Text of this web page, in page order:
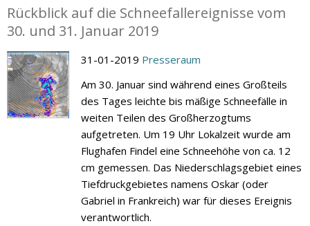
Rückblick auf die Schneefallereignisse vom
30. und 31. Januar 2019
31-01-2019 Presseraum
Am 30. Januar sind während eines Großteils
des Tages leichte bis mäßige Schneefälle in
weiten Teilen des Großherzogtums
aufgetreten. Um 19 Uhr Lokalzeit wurde am
Flughafen Findel eine Schneehöhe von ca. 12
cm gemessen. Das Niederschlagsgebiet eines
Tiefdruckgebietes namens Oskar (oder
Gabriel in Frankreich) war für dieses Ereignis
verantwortlich.